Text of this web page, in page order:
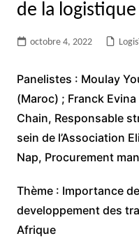
de la
octobre 4, 2022
Panelistes : Moulay
(Maroc) ; Franck
Chain, Responsable
sein de l’Association
Nap, Procurement
Thème : Importance
developpement des
Afrique